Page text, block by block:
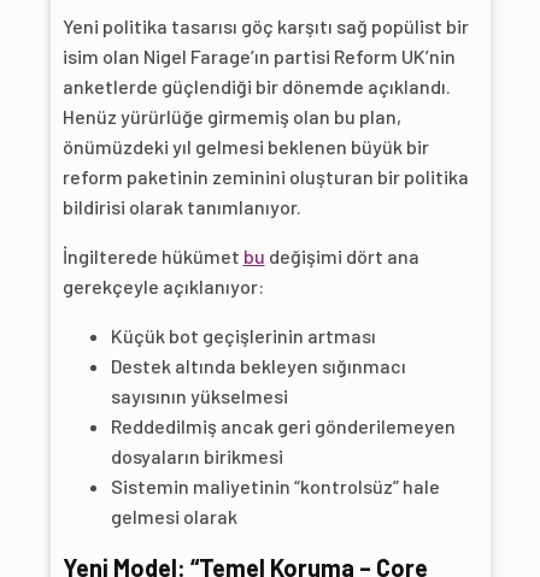
Yeni politika tasarısı göç karşıtı sağ popülist bir
isim olan Nigel Farage’ın partisi Reform UK’nin
anketlerde güçlendiği bir dönemde açıklandı.
Henüz yürürlüğe girmemiş olan bu plan,
önümüzdeki yıl gelmesi beklenen büyük bir
reform paketinin zeminini oluşturan bir politika
bildirisi olarak tanımlanıyor.
İngilterede hükümet bu değişimi dört ana
gerekçeyle açıklanıyor:
Küçük bot geçişlerinin artması
Destek altında bekleyen sığınmacı
sayısının yükselmesi
Reddedilmiş ancak geri gönderilemeyen
dosyaların birikmesi
Sistemin maliyetinin “kontrolsüz” hale
gelmesi olarak
Yeni Model: “Temel Koruma – Core